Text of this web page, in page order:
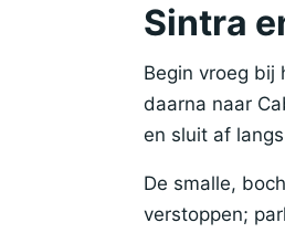
Sintra
Begin vroeg bij
daarna naar
en sluit af
De smalle,
verstoppen;